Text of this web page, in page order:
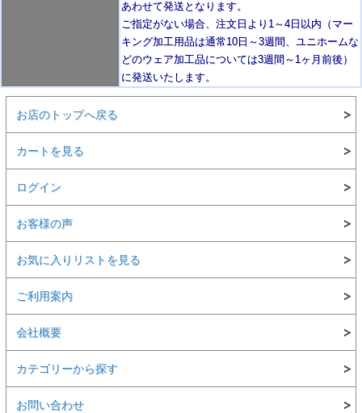
あわせて発送となります。
ご指定がない場合、注文日より1～4日以内 （マー
キング加工用品は通常10日 ～3週間 、ユニホームな
どのウェア加工品については3週間～ 1ヶ月前後 ）
に発送いたします。
お店のトップへ戻る
カートを見る
ログイン
お客様の声
お気に入りリストを見る
ご利用案内
会社概要
カテゴリーから探す
お問い合わせ